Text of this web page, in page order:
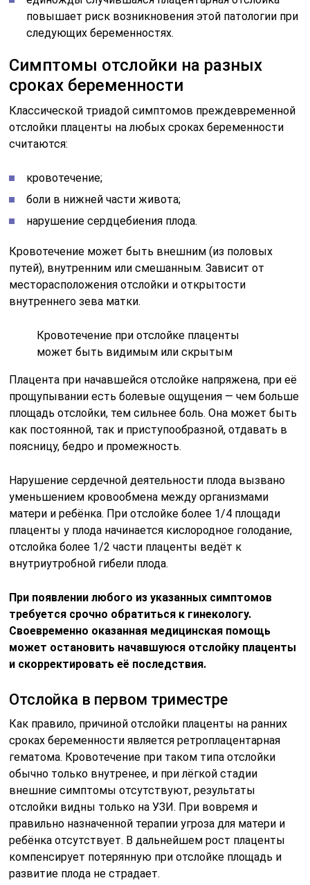
повышает риск возникновения этой патологии при
следующих беременностях.
Симптомы отслойки на разных
сроках беременности
Классической триадой симптомов преждевременной
отслойки плаценты на любых сроках беременности
считаются:
кровотечение;
боли в нижней части живота;
нарушение сердцебиения плода.
Кровотечение может быть внешним (из половых
путей), внутренним или смешанным. Зависит от
месторасположения отслойки и открытости
внутреннего зева матки.
Кровотечение при отслойке плаценты
может быть видимым или скрытым
Плацента при начавшейся отслойке напряжена, при её
прощупывании есть болевые ощущения — чем больше
площадь отслойки, тем сильнее боль. Она может быть
как постоянной, так и приступообразной, отдавать в
поясницу, бедро и промежность.
Нарушение сердечной деятельности плода вызвано
уменьшением кровообмена между организмами
матери и ребёнка. При отслойке более 1/4 площади
плаценты у плода начинается кислородное голодание,
отслойка более 1/2 части плаценты ведёт к
внутриутробной гибели плода.
При появлении любого из указанных симптомов
требуется срочно обратиться к гинекологу.
Своевременно оказанная медицинская помощь
может остановить начавшуюся отслойку плаценты
и скорректировать её последствия.
Отслойка в первом триместре
Как правило, причиной отслойки плаценты на ранних
сроках беременности является ретроплацентарная
гематома. Кровотечение при таком типа отслойки
обычно только внутренее, и при лёгкой стадии
внешние симптомы отсутствуют, результаты
отслойки видны только на УЗИ. При вовремя и
правильно назначенной терапии угроза для матери и
ребёнка отсутствует. В дальнейшем рост плаценты
компенсирует потерянную при отслойке площадь и
развитие плода не страдает.